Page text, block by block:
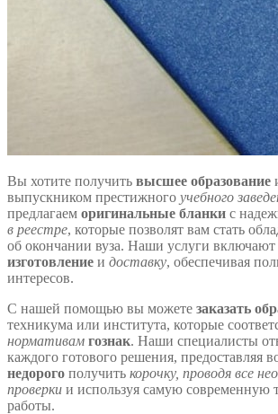
Вы хотите получить высшее образование
выпускником престижного учебного
предлагаем оригинальные бланки с
в реестре, которые позволят вам стать
об окончании вуза. Наши услуги включают
изготовление и доставку, обеспечивая
интересов.
С нашей помощью вы можете заказать
техникума или института, которые
нормативам гознак. Наши специалисты
каждого готового решения, предоставляя
недорого получить корочку, проводя все
проверки и используя самую современную
работы.